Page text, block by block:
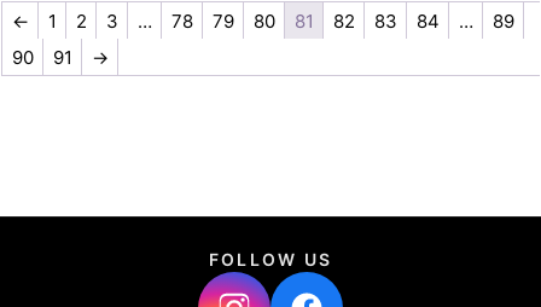
← 1 2 3 … 78 79 80 81 82 83 84 …
89
90
91 →
FOLLOW US